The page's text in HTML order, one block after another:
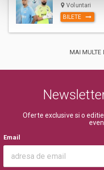
Voluntari
BILETE
MAI MULTE
Oferte exclusive si o
Email